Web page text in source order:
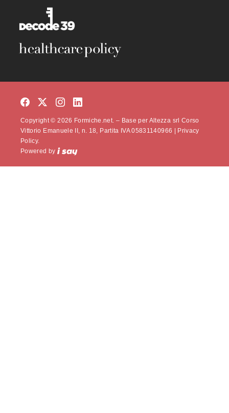
Copyright © 2026 Formiche.net. – Base per Altezza srl Corso
Vittorio Emanuele II, n. 18, Partita IVA 05831140966 | Privacy
Policy.
Powered by